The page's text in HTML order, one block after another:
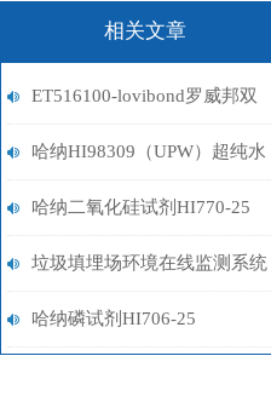
相关文章
ET516100-lovibond罗威邦双
胍试剂
哈纳HI98309（UPW）超纯水
笔式电导率测定仪
哈纳二氧化硅试剂HI770-25
垃圾填埋场环境在线监测系统
哈纳磷试剂HI706-25